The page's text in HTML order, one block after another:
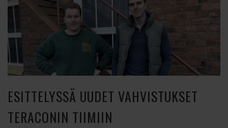
ESITTELYSSÄ UUDET VAHVISTUKSET
TERACONIN TIIMIIN